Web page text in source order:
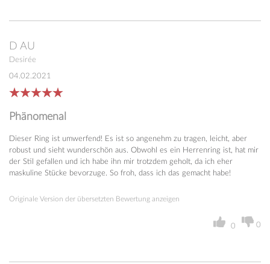
D AU
Desirée
04.02.2021
Phänomenal
Dieser Ring ist umwerfend! Es ist so angenehm zu tragen, leicht, aber
robust und sieht wunderschön aus. Obwohl es ein Herrenring ist, hat mir
der Stil gefallen und ich habe ihn mir trotzdem geholt, da ich eher
maskuline Stücke bevorzuge. So froh, dass ich das gemacht habe!
Originale Version der übersetzten Bewertung anzeigen
0 0